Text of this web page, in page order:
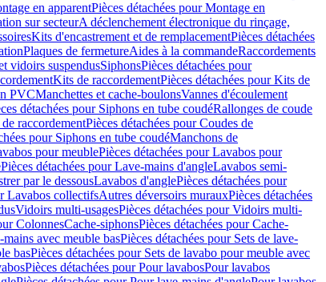
en apparentPièces détachées pour Montage en
sur secteurA déclenchement électronique du rinçage,
Kits d'encastrement et de remplacementPièces détachées
Plaques de fermetureAides à la commandeRaccordements
vidoirs suspendusSiphonsPièces détachées pour
Kits de raccordementPièces détachées pour Kits de
PVCManchettes et cache-boulonsVannes d'écoulement
détachées pour Siphons en tube coudéRallonges de coude
raccordementPièces détachées pour Coudes de
pour Siphons en tube coudéManchons de
pour meublePièces détachées pour Lavabos pour
Pièces détachées pour Lave-mains d'angleLavabos semi-
par le dessousLavabos d'anglePièces détachées pour
Lavabos collectifsAutres déversoirs murauxPièces détachées
Vidoirs multi-usagesPièces détachées pour Vidoirs multi-
ColonnesCache-siphonsPièces détachées pour Cache-
mains avec meuble basPièces détachées pour Sets de lave-
basPièces détachées pour Sets de lavabo pour meuble avec
Pièces détachées pour Pour lavabosPour lavabos